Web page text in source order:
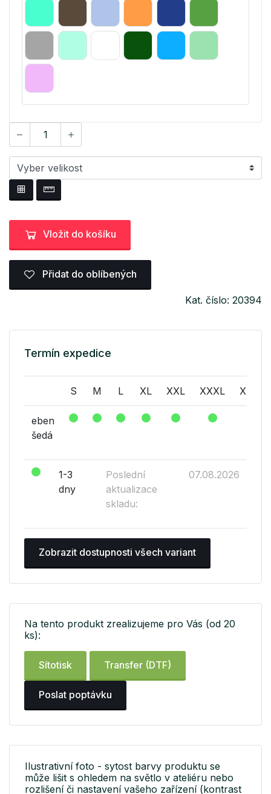
Vložit do košíku
Přidat do oblíbených
Kat. číslo: 20394
Termín expedice
S M L XL XXL XXXL XXXXL
eben
šedá
1-3
dny
Poslední
aktualizace
skladu:
07.08.2026
Zobrazit dostupnosti všech variant
Na tento produkt zrealizujeme pro Vás (od 20
ks):
Sítotisk Transfer (DTF)
Poslat poptávku
Ilustrativní foto - sytost barvy produktu se
může lišit s ohledem na světlo v ateliéru nebo
rozlišení či nastavení vašeho zařízení (kontrast